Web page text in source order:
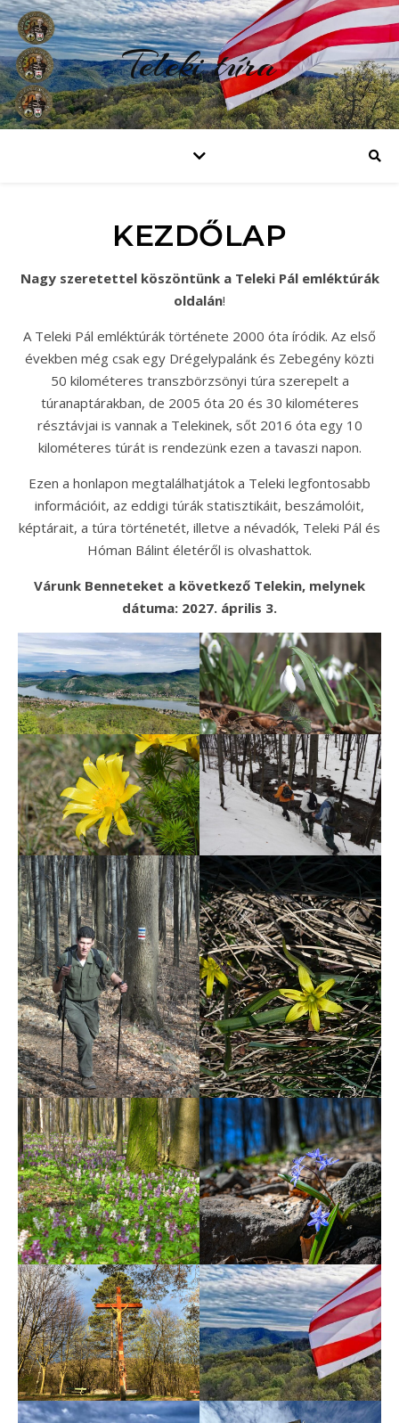
Teleki túra
KEZDŐLAP
Nagy szeretettel köszöntünk a Teleki Pál emléktúrák
oldalán!
A Teleki Pál emléktúrák története 2000 óta íródik. Az első
években még csak egy Drégelypalánk és Zebegény közti
50 kilométeres transzbörzsönyi túra szerepelt a
túranaptárakban, de 2005 óta 20 és 30 kilométeres
résztávjai is vannak a Telekinek, sőt 2016 óta egy 10
kilométeres túrát is rendezünk ezen a tavaszi napon.
Ezen a honlapon megtalálhatjátok a Teleki legfontosabb
információit, az eddigi túrák statisztikáit, beszámolóit,
képtárait, a túra történetét, illetve a névadók, Teleki Pál és
Hóman Bálint életéről is olvashattok.
Várunk Benneteket a következő Telekin, melynek
dátuma: 2027. április 3.